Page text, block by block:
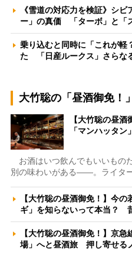
《雪道の対応力を検証》シ
ー」の真価 「ターボ」と「
乗り込むと同時に「これが軽
た 「日産ルークス」さらな
大竹聡の「昼酒御免！」
【大竹聡の昼酒
「マンハッタ
お酒はいつ飲んでもいいもの
別の味わいがある――。ライタ
【大竹聡の昼酒御免！】今
ギ」を知らないって本当？
【大竹聡の昼酒御免！】京
場」へと昼酒旅 押し寄せる